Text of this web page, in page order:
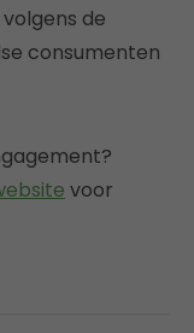
de
consumenten
voor